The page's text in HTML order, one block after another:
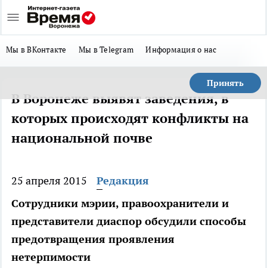
Мы в ВКонтакте Мы в Telegram Информация о нас
Принять
В Воронеже выявят заведения, в
которых происходят конфликты на
национальной почве
25 апреля 2015
Редакция
Сотрудники мэрии, правоохранители и
представители диаспор обсудили способы
предотвращения проявления
нетерпимости